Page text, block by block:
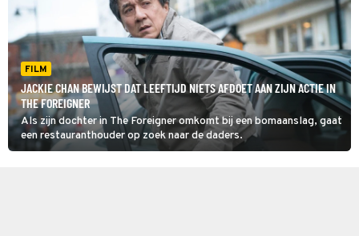
FILM
JACKIE CHAN BEWIJST DAT LEEFTIJD NIETS AFDOET AAN ZIJN ACTIE IN
THE FOREIGNER
Als zijn dochter in The Foreigner omkomt bij een bomaanslag, gaat
een restauranthouder op zoek naar de daders.